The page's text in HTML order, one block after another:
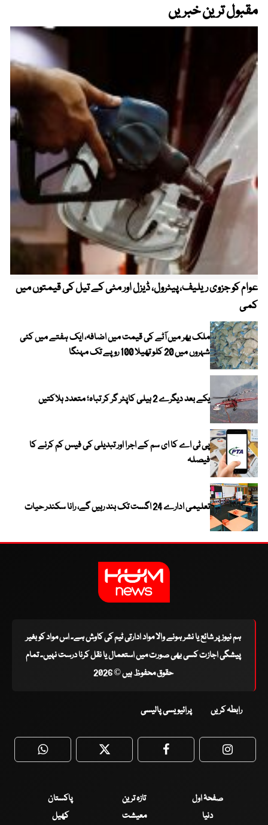
مقبول ترین خبریں
عوام کو جزوی ریلیف، پیٹرول، ڈیزل اور مٹی کے تیل کی قیمتوں میں
کمی
ملک بھر میں آٹے کی قیمت میں اضافہ، ایک ہفتے میں کئی
شہروں میں 20 کلو تھیلا 100 روپے تک مہنگا
یکے بعد دیگرے 2 ہیلی کاپٹر گر کر تباہ؛ متعدد ہلاکتیں
پی ٹی اے کا ای سم کے اجرا اور تبدیلی کی فیس کم کرنے کا
فیصلہ
تعلیمی ادارے 24 اگست تک بند رہیں گے، رانا سکندر حیات
ہم نیوز پر شائع یا نشر ہونے والا مواد ادارتی ٹیم کی کاوش ہے۔ اس مواد کو بغیر
پیشگی اجازت کسی بھی صورت میں استعمال یا نقل کرنا درست نہیں۔ تمام
حقوق محفوظ ہیں © 2026
رابطہ کریں پرائیویسی پالیسی
WhatsApp Twitter Facebook
صفحۂ اول تازہ ترین
پاکستان
دنیا
معیشت کھیل